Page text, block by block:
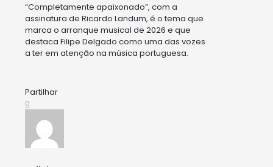
“Completamente apaixonado”, com a
assinatura de Ricardo Landum, é o tema que
marca o arranque musical de 2026 e que
destaca Filipe Delgado como uma das vozes
a ter em atenção na música portuguesa.
Partilhar
0